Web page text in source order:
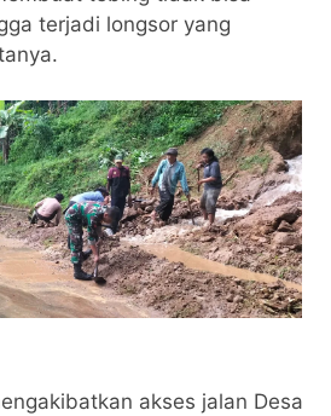
terjadi longsor yang
akses jalan Desa